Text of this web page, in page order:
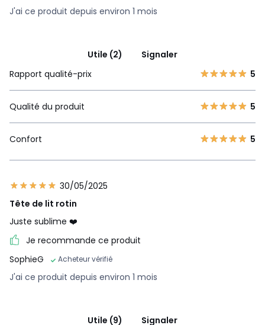
J'ai ce produit depuis environ 1 mois
Utile (2)
Signaler
Rapport qualité-prix
5
Qualité du produit 5
Confort 5
30/05/2025
Tête de lit rotin
Juste sublime ❤️
Je recommande ce produit
SophieG
Acheteur vérifié
J'ai ce produit depuis environ 1 mois
Utile (9) Signaler